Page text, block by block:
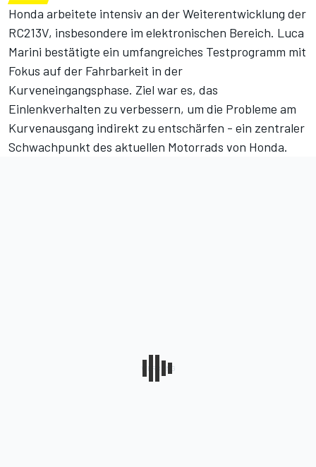
Honda arbeitete intensiv an der Weiterentwicklung der
RC213V, insbesondere im elektronischen Bereich. Luca
Marini bestätigte ein umfangreiches Testprogramm mit
Fokus auf der Fahrbarkeit in der
Kurveneingangsphase. Ziel war es, das
Einlenkverhalten zu verbessern, um die Probleme am
Kurvenausgang indirekt zu entschärfen - ein zentraler
Schwachpunkt des aktuellen Motorrads von Honda.